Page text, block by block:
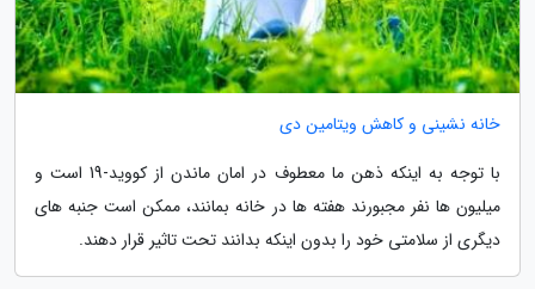
خانه نشینی و کاهش ویتامین دی
با توجه به اینکه ذهن ما معطوف در امان ماندن از کووید-19 است و
میلیون ها نفر مجبورند هفته ها در خانه بمانند، ممکن است جنبه های
دیگری از سلامتی خود را بدون اینکه بدانند تحت تاثیر قرار دهند.